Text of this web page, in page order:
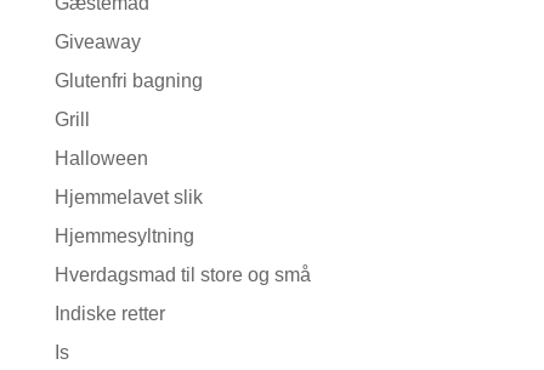
Giveaway
Glutenfri bagning
Grill
Halloween
Hjemmelavet slik
Hjemmesyltning
Hverdagsmad til store og små
Indiske retter
Is